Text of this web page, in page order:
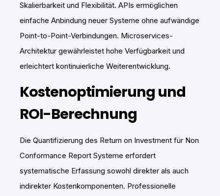
Skalierbarkeit und Flexibilität. APIs ermöglichen
einfache Anbindung neuer Systeme ohne aufwändige
Point-to-Point-Verbindungen. Microservices-
Architektur gewährleistet hohe Verfügbarkeit und
erleichtert kontinuierliche Weiterentwicklung.
Kostenoptimierung und
ROI-Berechnung
Die Quantifizierung des Return on Investment für Non
Conformance Report Systeme erfordert
systematische Erfassung sowohl direkter als auch
indirekter Kostenkomponenten. Professionelle